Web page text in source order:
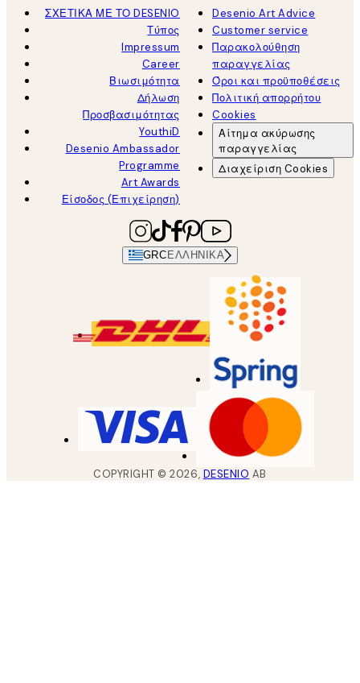
ΣΧΕΤΙΚΑ ΜΕ ΤΟ DESENIO
Τύπος
Impressum
Career
Βιωσιμότητα
Δήλωση
Προσβασιμότητας
YouthiD
Desenio Ambassador
Programme
Art Awards
Είσοδος (Επιχείρηση)
Desenio Art Advice
Customer service
Παρακολούθηση
παραγγελίας
Όροι και προϋποθέσεις
Πολιτική απορρήτου
Cookies
Αίτημα ακύρωσης
παραγγελίας
Διαχείριση Cookies
GRC ΕΛΛΗΝΙΚΆ
COPYRIGHT ©2026, DESENIO AB